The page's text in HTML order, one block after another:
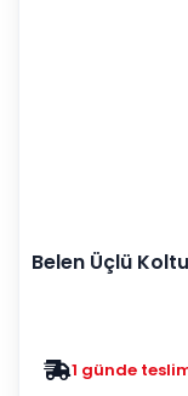
Belen Üçlü
1 günde teslim
Zam yok 2025